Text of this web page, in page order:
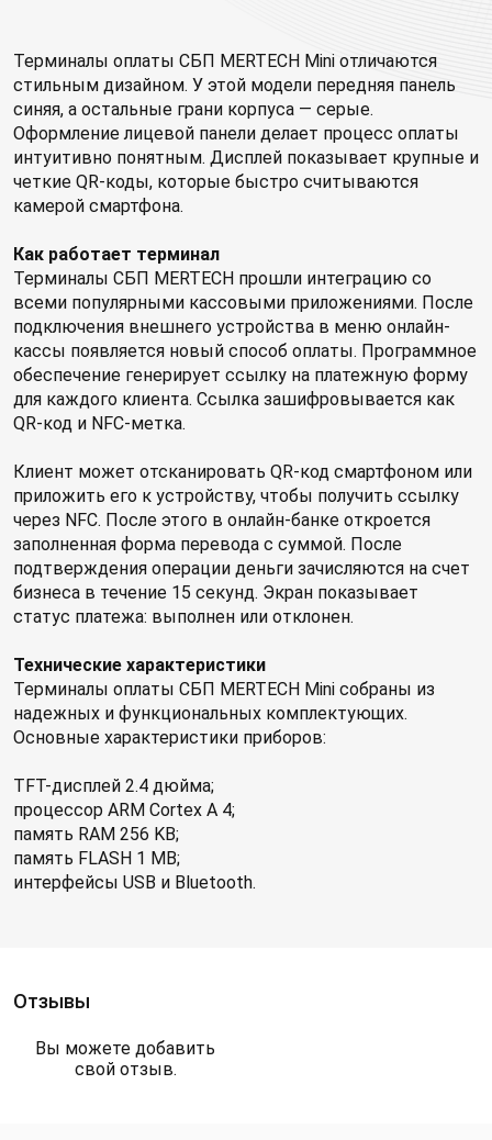
Терминалы оплаты СБП MERTECH Mini отличаются
стильным дизайном. У этой модели передняя панель
синяя, а остальные грани корпуса — серые.
Оформление лицевой панели делает процесс оплаты
интуитивно понятным. Дисплей показывает крупные и
четкие QR-коды, которые быстро считываются
камерой смартфона.
Как работает терминал
Терминалы СБП MERTECH прошли интеграцию со
всеми популярными кассовыми приложениями. После
подключения внешнего устройства в меню онлайн-
кассы появляется новый способ оплаты. Программное
обеспечение генерирует ссылку на платежную форму
для каждого клиента. Ссылка зашифровывается как
QR-код и NFC-метка.
Клиент может отсканировать QR-код смартфоном или
приложить его к устройству, чтобы получить ссылку
через NFC. После этого в онлайн-банке откроется
заполненная форма перевода с суммой. После
подтверждения операции деньги зачисляются на счет
бизнеса в течение 15 секунд. Экран показывает
статус платежа: выполнен или отклонен.
Технические характеристики
Терминалы оплаты СБП MERTECH Mini собраны из
надежных и функциональных комплектующих.
Основные характеристики приборов:
TFT-дисплей 2.4 дюйма;
процессор ARM Cortex A 4;
память RAM 256 KB;
память FLASH 1 MB;
интерфейсы USB и Bluetooth.
Отзывы
Вы можете добавить
свой отзыв.